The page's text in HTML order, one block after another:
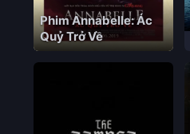
Phim Annabelle: Ác
Quỷ Trở Về